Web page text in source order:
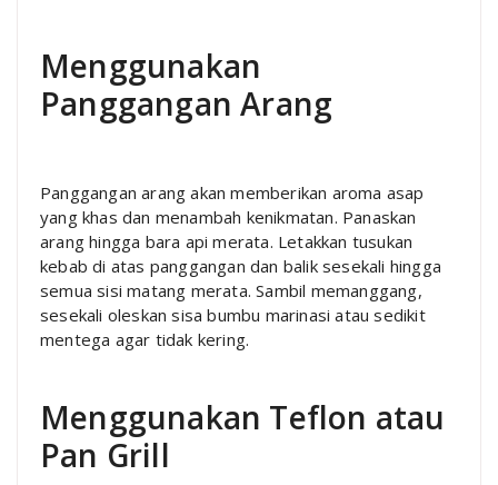
Menggunakan
Panggangan Arang
Panggangan arang akan memberikan aroma asap
yang khas dan menambah kenikmatan. Panaskan
arang hingga bara api merata. Letakkan tusukan
kebab di atas panggangan dan balik sesekali hingga
semua sisi matang merata. Sambil memanggang,
sesekali oleskan sisa bumbu marinasi atau sedikit
mentega agar tidak kering.
Menggunakan Teflon atau
Pan Grill